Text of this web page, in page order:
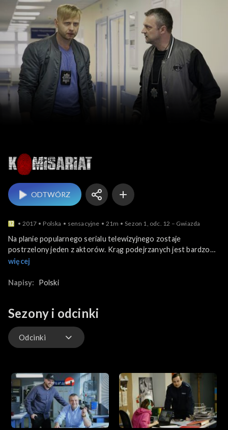
Komisariat
ODTWÓRZ
2017 Polska sensacyjne 21m Sezon 1, odc. 12 – Gwiazda
Na planie popularnego serialu telewizyjnego zostaje
postrzelony jeden z aktorów. Krąg podejrzanych jest bardzo
szeroki, gdyż ranny gwiazdor miał wielu wrogów w swoim
podmieniona przed nagraniem sceny.
więcej
Napisy: Polski
Sezony i odcinki
Odcinki